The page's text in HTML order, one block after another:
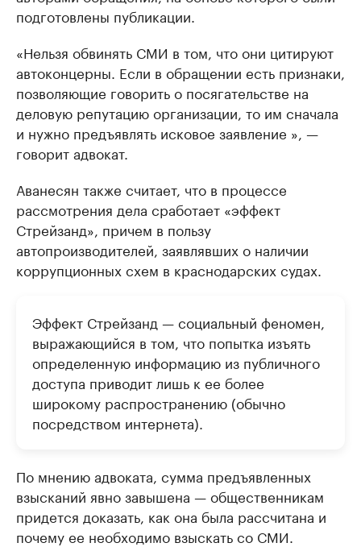
подготовлены публикации.
«Нельзя обвинять СМИ в том, что они цитируют
автоконцерны. Если в обращении есть признаки,
позволяющие говорить о посягательстве на
деловую репутацию организации, то им сначала
и нужно предъявлять исковое заявление », —
говорит адвокат.
Аванесян также считает, что в процессе
рассмотрения дела сработает «эффект
Стрейзанд», причем в пользу
автопроизводителей, заявлявших о наличии
коррупционных схем в краснодарских судах.
Эффект Стрейзанд — социальный феномен,
выражающийся в том, что попытка изъять
определенную информацию из публичного
доступа приводит лишь к ее более
широкому распространению (обычно
посредством интернета).
По мнению адвоката, сумма предъявленных
взысканий явно завышена — общественникам
придется доказать, как она была рассчитана и
почему ее необходимо взыскать со СМИ.